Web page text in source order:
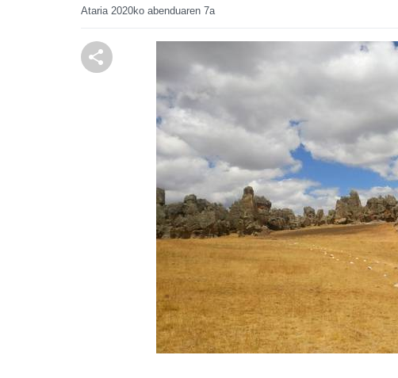
Ataria 2020ko abenduaren 7a